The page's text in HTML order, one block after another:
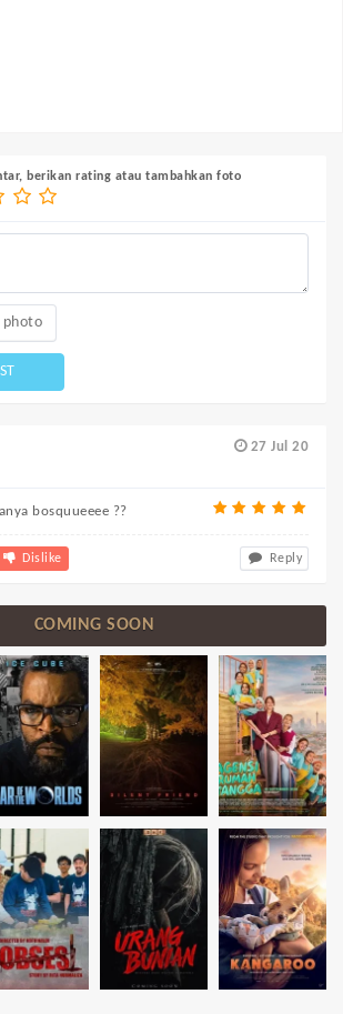
berikan rating atau tambahkan foto
photo
27 Jul 20
bosquueeee ??
Dislike Reply
COMING SOON